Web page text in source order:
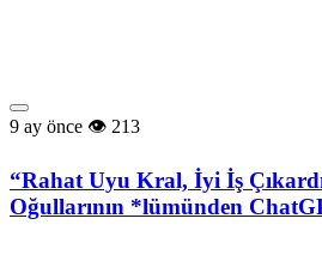
9 ay önce 213
“Rahat Uyu Kral, İyi İş
Oğullarının *lümünden